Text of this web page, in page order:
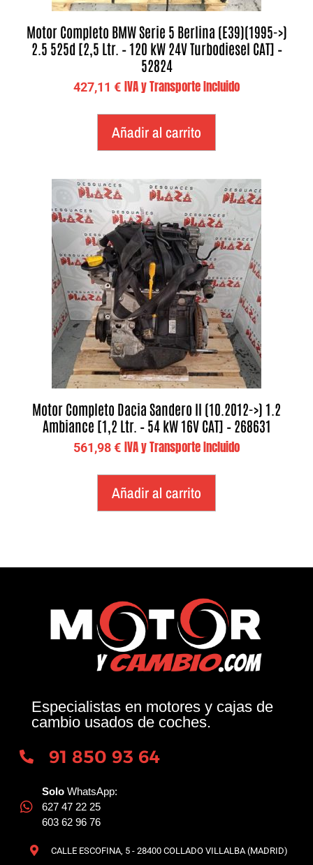
Motor Completo BMW Serie 5 Berlina (E39)(1995->)
2.5 525d [2,5 Ltr. – 120 kW 24V Turbodiesel CAT] –
52824
427,11 € IVA y Transporte Incluido
Añadir al carrito
Motor Completo Dacia Sandero II (10.2012->) 1.2
Ambiance [1,2 Ltr. – 54 kW 16V CAT] – 268631
561,98€ IVA y Transporte Incluido
Añadir al carrito
Especialistas en motores y cajas de
cambio usados de coches.
91 850 93 64
Solo WhatsApp:
627 47 22 25
603 62 96 76
CALLE ESCOFINA, 5 - 28400 COLLADO VILLALBA (MADRID)